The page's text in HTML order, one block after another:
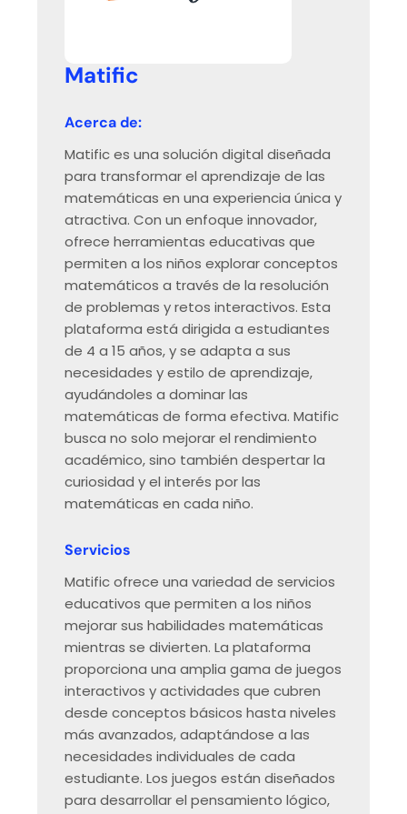
Matific
Acerca de:
Matific es una solución digital diseñada
para transformar el aprendizaje de las
matemáticas en una experiencia única y
atractiva. Con un enfoque innovador,
ofrece herramientas educativas que
permiten a los niños explorar conceptos
matemáticos a través de la resolución
de problemas y retos interactivos. Esta
plataforma está dirigida a estudiantes
de 4 a 15 años, y se adapta a sus
necesidades y estilo de aprendizaje,
ayudándoles a dominar las
matemáticas de forma efectiva. Matific
busca no solo mejorar el rendimiento
académico, sino también despertar la
curiosidad y el interés por las
matemáticas en cada niño.
Servicios
Matific ofrece una variedad de servicios
educativos que permiten a los niños
mejorar sus habilidades matemáticas
mientras se divierten. La plataforma
proporciona una amplia gama de juegos
interactivos y actividades que cubren
desde conceptos básicos hasta niveles
más avanzados, adaptándose a las
necesidades individuales de cada
estudiante. Los juegos están diseñados
para desarrollar el pensamiento lógico,